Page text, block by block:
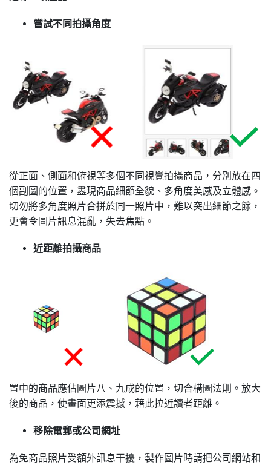
嘗試不同拍攝⻆度
從正面、側面和俯視等多個不同視覺拍攝商品，分別放在四
個副圖的位置，䀆現商品細節全貌、多⻆度美感及立體感。
切勿將多⻆度照片合拼於同一照片中，難以突出細節之餘，
更會令圖片訊息混亂，失去焦點。
近距離拍攝商品
置中的商品應佔圖片八、九成的位置，切合構圖法則。放大
後的商品，使畫面更添震撼，藉此拉近讀者距離。
移除電郵或公司網址
為免商品照片受額外訊息干擾，製作圖片時請把公司網站和